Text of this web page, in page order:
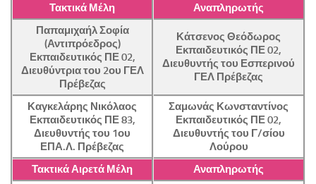
Τακτικά Μέλη
Αναπληρωτής
Παπαμιχαήλ Σοφία
(Αντιπρόεδρος)
Εκπαιδευτικός ΠΕ 02,
Διευθύντρια του 2ου ΓΕΛ
Πρέβεζας
Κάτσενος Θεόδωρος
Εκπαιδευτικός ΠΕ 02,
Διευθυντής του Εσπερινού
ΓΕΛ Πρέβεζας
Καγκελάρης Νικόλαος
Εκπαιδευτικός ΠΕ 83,
Διευθυντής του 1ου
ΕΠΑ.Λ. Πρέβεζας
Σαμωνάς Κωνσταντίνος
Εκπαιδευτικός ΠΕ 02,
Διευθυντής του Γ/σίου
Λούρου
Τακτικά Αιρετά Μέλη
Αναπληρωτής